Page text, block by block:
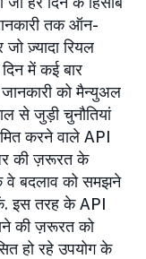
तक ऑन-
ज़्यादा रियल
में कई बार
को मैन्युअल
से जुड़ी चुनौतियां
करने वाले API
की ज़रूरत के
वे बदलाव को समझने
इस तरह के API
की ज़रूरत को
हो रहे उपयोग के